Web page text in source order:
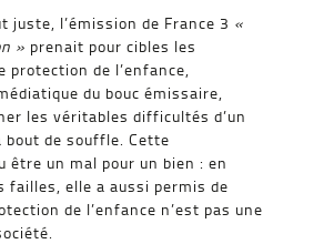
juste, l’émission de France 3 «
» prenait pour cibles les
protection de l’enfance,
du bouc émissaire,
les véritables difficultés d’un
de souffle. Cette
être un mal pour un bien : en
failles, elle a aussi permis de
de l’enfance n’est pas une